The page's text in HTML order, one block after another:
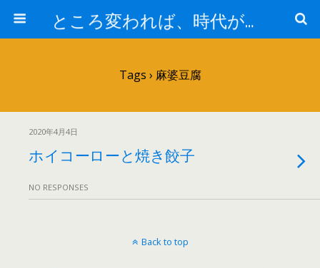
ところ変われば、時代が違えば
Tags › 麻婆豆腐
2020年4月4日
ホイコーローと焼き餃子
NO RESPONSES
Back to top